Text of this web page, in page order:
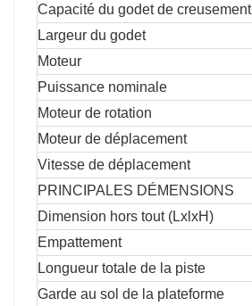
Capacité du godet de creusement
Largeur du godet
Moteur
Puissance nominale
Moteur de rotation
Moteur de déplacement
Vitesse de déplacement
PRINCIPALES DÉMENSIONS
Dimension hors tout (LxlxH)
Empattement
Longueur totale de la piste
Garde au sol de la plateforme